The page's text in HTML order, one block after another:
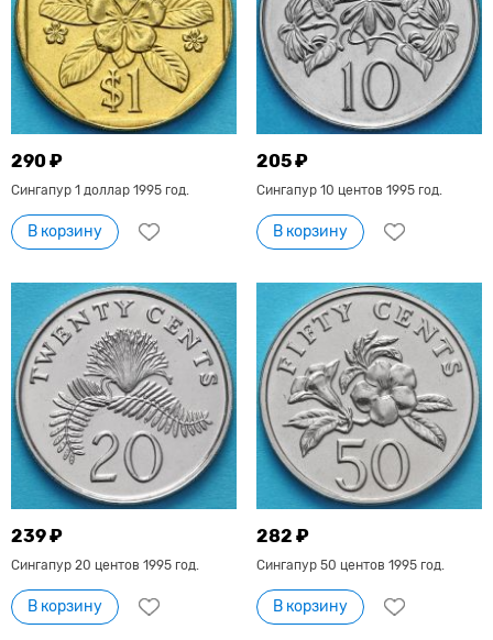
290 ₽
Сингапур 1 доллар 1995 год.
В корзину
205 ₽
Сингапур 10 центов 1995 год.
В корзину
239 ₽
Сингапур 20 центов 1995 год.
В корзину
282 ₽
Сингапур 50 центов 1995 год.
В корзину